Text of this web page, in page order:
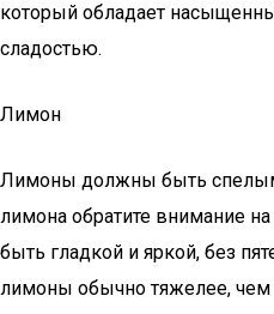
который обладает
сладостью.
Лимон
Лимоны должны быть
лимона обратите внимание
быть гладкой и яркой, без
лимоны обычно тяжелее, чем